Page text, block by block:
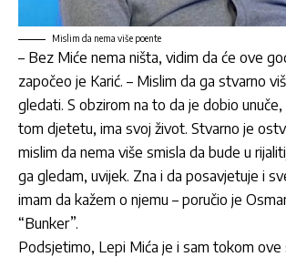
Mislim da nema više poente
– Bez Miće nema ništa, vidim da će ove
započeo je Karić. – Mislim da ga stvarno
gledati. S obzirom na to da je dobio
tom djetetu, ima svoj život. Stvarno je
mislim da nema više smisla da bude u
ga gledam, uvijek. Zna i da posavjetuje i
imam da kažem o njemu – poručio je
“Bunker”.
Podsjetimo, Lepi Mića je i sam tokom ove